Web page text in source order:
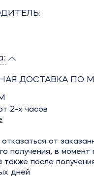
ДОСТАВКА ПО
2-х часов
от
получения, в
также после
дней